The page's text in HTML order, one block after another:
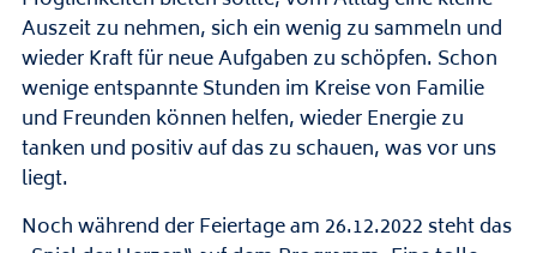
Auszeit zu nehmen, sich ein wenig zu sammeln und
wieder Kraft für neue Aufgaben zu schöpfen. Schon
wenige entspannte Stunden im Kreise von Familie
und Freunden können helfen, wieder Energie zu
tanken und positiv auf das zu schauen, was vor uns
liegt.
Noch während der Feiertage am 26.12.2022 steht das